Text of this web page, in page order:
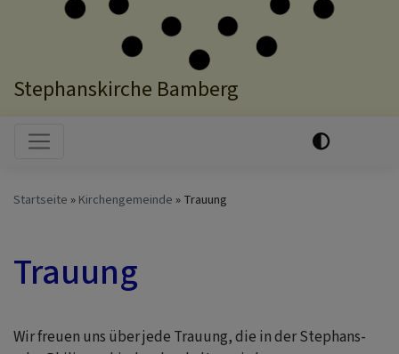
Stephanskirche Bamberg
Hauptnavigation
Startseite Kirchengemeinde Trauung
Trauung
Wir freuen uns über jede Trauung, die in der Stephans-